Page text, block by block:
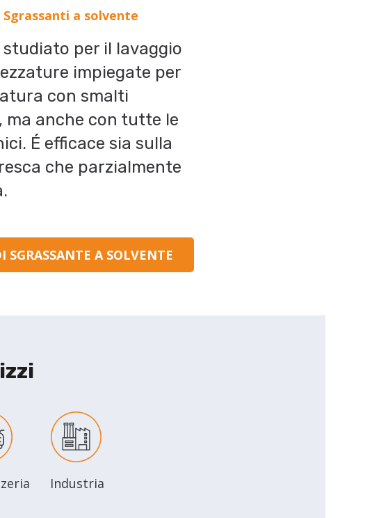
Sgrassanti a solvente
per il lavaggio
impiegate per
con smalti
ma anche con tutte le
É efficace sia sulla
che parzialmente
SGRASSANTE A SOLVENTE
Industria